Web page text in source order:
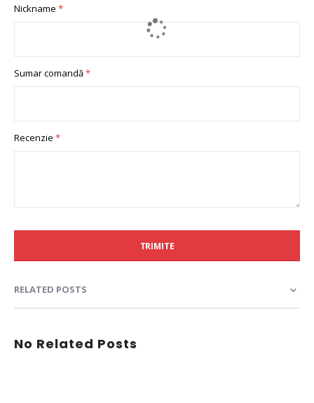
star
stars
stars
stars
stars
Nickname
Sumar comandă
Recenzie
TRIMITE
RELATED POSTS
No Related Posts